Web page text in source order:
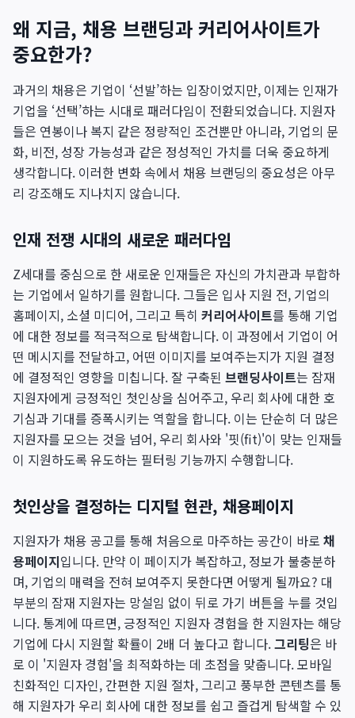
왜 지금, 채용 브랜딩과 커리어사이트가
중요한가?
과거의 채용은 기업이 ‘선발’하는 입장이었지만, 이제는 인재가
기업을 ‘선택’하는 시대로 패러다임이 전환되었습니다. 지원자
들은 연봉이나 복지 같은 정량적인 조건뿐만 아니라, 기업의 문
화, 비전, 성장 가능성과 같은 정성적인 가치를 더욱 중요하게
생각합니다. 이러한 변화 속에서 채용 브랜딩의 중요성은 아무
리 강조해도 지나치지 않습니다.
인재 전쟁 시대의 새로운 패러다임
Z세대를 중심으로 한 새로운 인재들은 자신의 가치관과 부합하
는 기업에서 일하기를 원합니다. 그들은 입사 지원 전, 기업의
홈페이지, 소셜 미디어, 그리고 특히 커리어사이트를 통해 기업
에 대한 정보를 적극적으로 탐색합니다. 이 과정에서 기업이 어
떤 메시지를 전달하고, 어떤 이미지를 보여주는지가 지원 결정
에 결정적인 영향을 미칩니다. 잘 구축된 브랜딩사이트는 잠재
지원자에게 긍정적인 첫인상을 심어주고, 우리 회사에 대한 호
기심과 기대를 증폭시키는 역할을 합니다. 이는 단순히 더 많은
지원자를 모으는 것을 넘어, 우리 회사와 '핏(fit)'이 맞는 인재들
이 지원하도록 유도하는 필터링 기능까지 수행합니다.
첫인상을 결정하는 디지털 현관, 채용페이지
지원자가 채용 공고를 통해 처음으로 마주하는 공간이 바로 채
용페이지입니다. 만약 이 페이지가 복잡하고, 정보가 불충분하
며, 기업의 매력을 전혀 보여주지 못한다면 어떻게 될까요? 대
부분의 잠재 지원자는 망설임 없이 뒤로 가기 버튼을 누를 것입
니다. 통계에 따르면, 긍정적인 지원자 경험을 한 지원자는 해당
기업에 다시 지원할 확률이 2배 더 높다고 합니다.그리팅은 바
로 이 '지원자 경험'을 최적화하는 데 초점을 맞춥니다. 모바일
친화적인 디자인, 간편한 지원 절차, 그리고 풍부한 콘텐츠를 통
해 지원자가 우리 회사에 대한 정보를 쉽고 즐겁게 탐색할 수 있